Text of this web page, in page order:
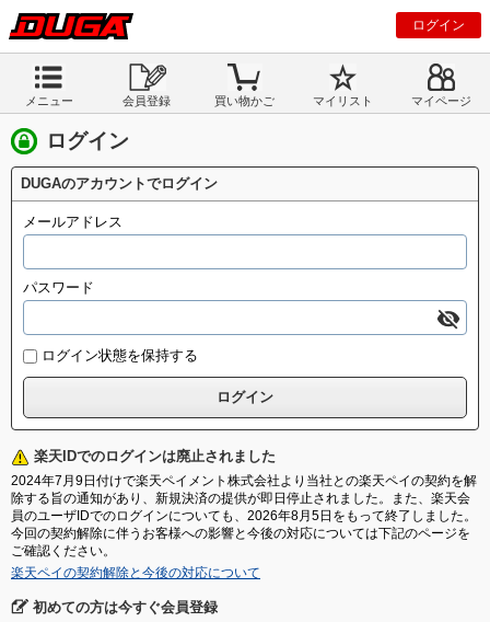
ログイン
メニュー 会員登録 買い物かご マイリスト マイページ
ログイン
DUGAのアカウントでログイン
メールアドレス
パスワード
ログイン状態を保持する
楽天IDでのログインは廃止されました
2024年7月9日付けで楽天ペイメント株式会社より当社との楽天ペイの契約を解
除する旨の通知があり、新規決済の提供が即日停止されました。また、楽天会
員のユーザIDでのログインについても、2026年8月5日をもって終了しました。
今回の契約解除に伴うお客様への影響と今後の対応については下記のページを
ご確認ください。
楽天ペイの契約解除と今後の対応について
初めての方は今すぐ会員登録